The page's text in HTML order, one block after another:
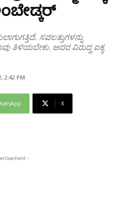
ಸವಲತ್ತುಗಳನ್ನು
ನಾವು ತಿಳಿಯಬೇಕು. ಅದರ ವಿರುದ್ಧ ಐಕ್ಯ
2:42 PM
X
-